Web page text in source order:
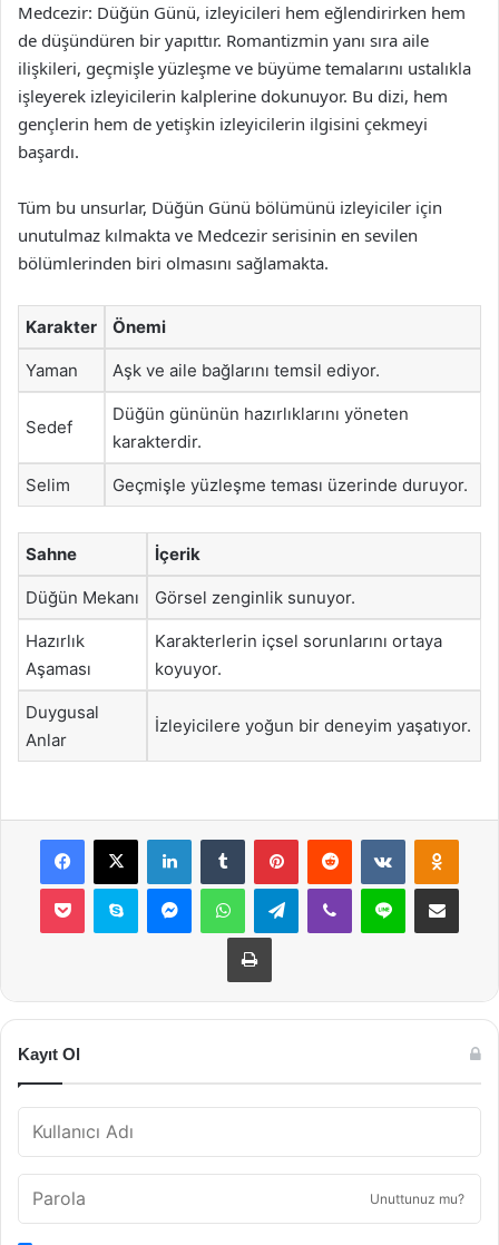
Medcezir: Düğün Günü, izleyicileri hem eğlendirirken hem
de düşündüren bir yapıttır. Romantizmin yanı sıra aile
ilişkileri, geçmişle yüzleşme ve büyüme temalarını ustalıkla
işleyerek izleyicilerin kalplerine dokunuyor. Bu dizi, hem
gençlerin hem de yetişkin izleyicilerin ilgisini çekmeyi
başardı.
Tüm bu unsurlar, Düğün Günü bölümünü izleyiciler için
unutulmaz kılmakta ve Medcezir serisinin en sevilen
bölümlerinden biri olmasını sağlamakta.
Karakter Önemi
Yaman Aşk ve aile bağlarını temsil ediyor.
Sedef
Düğün gününün hazırlıklarını yöneten
karakterdir.
Selim Geçmişle yüzleşme teması üzerinde duruyor.
Sahne İçerik
Düğün Mekanı Görsel zenginlik sunuyor.
Hazırlık
Aşaması
Karakterlerin içsel sorunlarını ortaya
koyuyor.
Duygusal
Anlar
İzleyicilere yoğun bir deneyim yaşatıyor.
Facebook
X LinkedInTumblr PinterestReddit VKontakte
Pocket Skype MessengerWhatsAppTelegramViber Line E-Posta ile
Yazdır
Kayıt Ol
Unuttunuz mu?